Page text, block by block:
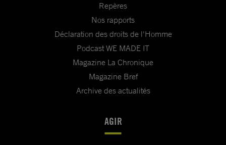
Repères
Nos rapports
Déclaration des droits de l'Homme
Podcast WE MADE IT
Magazine La Chronique
Magazine Bref
Archive des actualités
AGIR